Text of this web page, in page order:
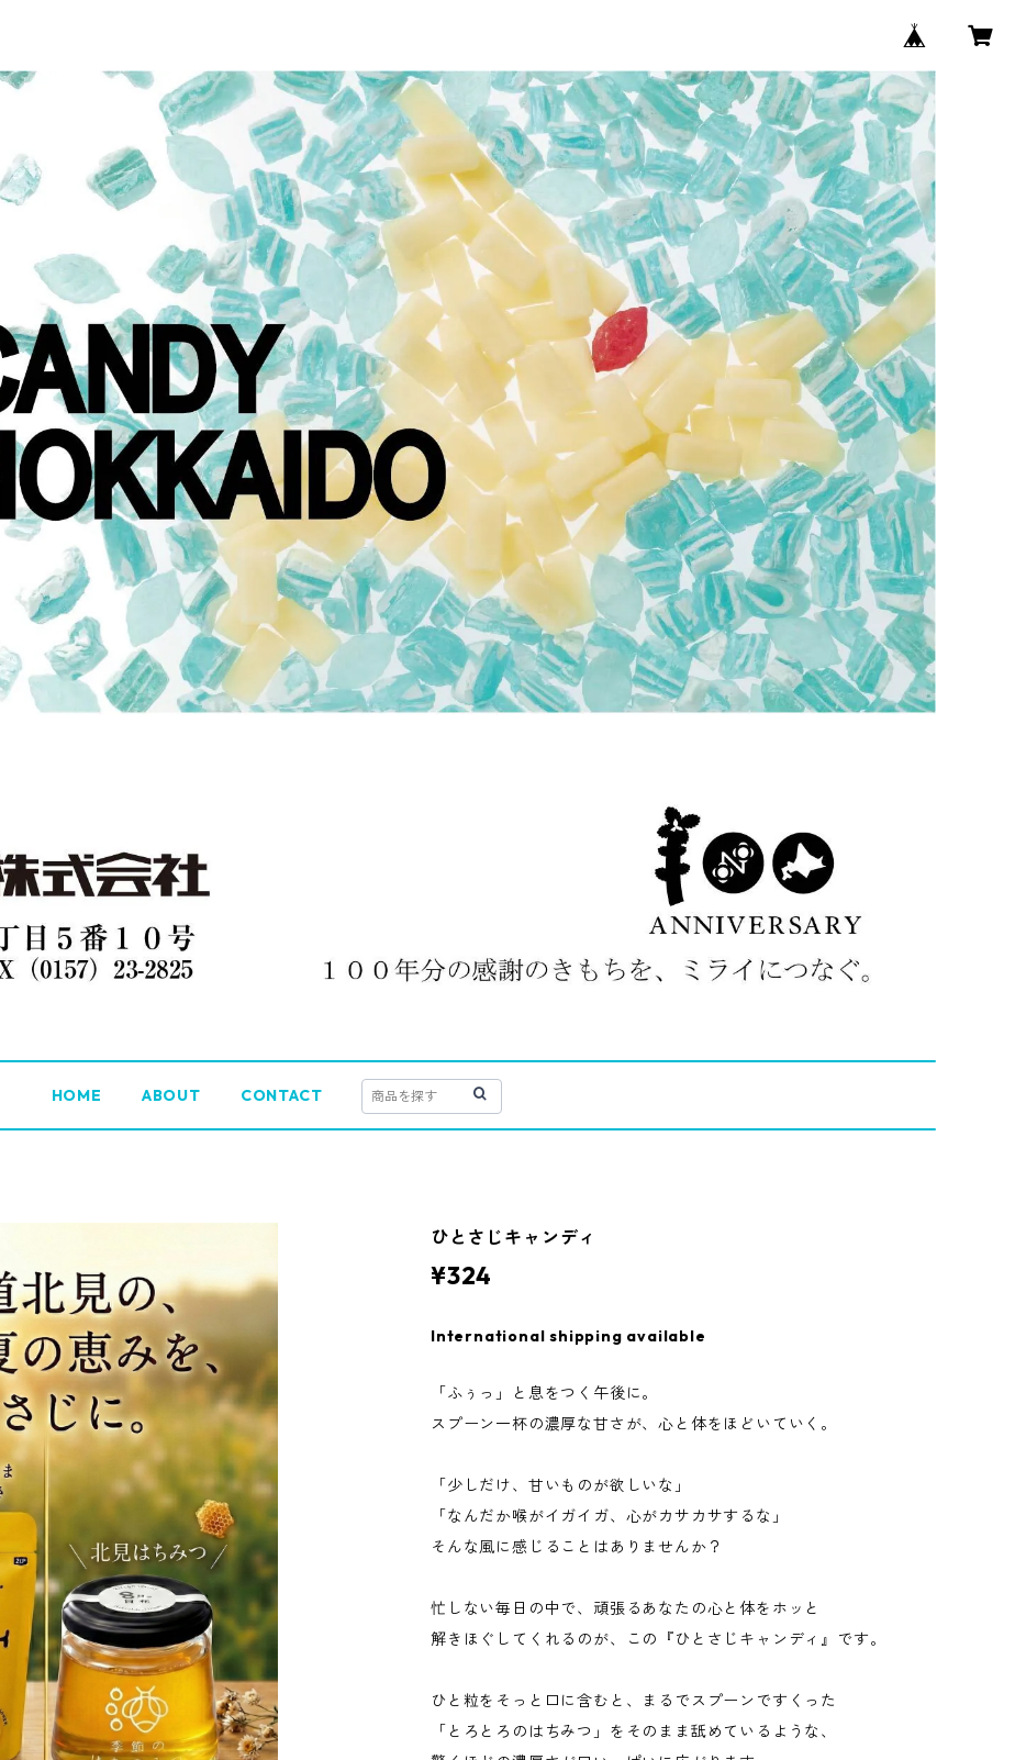
HOME ABOUT CONTACT
ひとさじキャンディ
¥324
International shipping available
「ふぅっ」と息をつく午後に。
スプーン一杯の濃厚な甘さが、心と体をほどいていく。
「少しだけ、甘いものが欲しいな」
「なんだか喉がイガイガ、心がカサカサするな」
そんな風に感じることはありませんか？
忙しない毎日の中で、頑張るあなたの心と体をホッと
解きほぐしてくれるのが、この『ひとさじキャンディ』です。
ひと粒をそっと口に含むと、まるでスプーンですくった
「とろとろのはちみつ」をそのまま舐めているような、